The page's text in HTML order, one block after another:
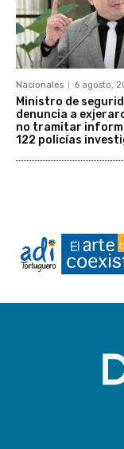
Nacionales 6 agosto,
Ministro de
denuncia a
no tramitar
122 policías